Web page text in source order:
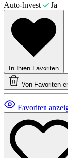
Auto-Invest
Ja
In Ihren Favoriten
Von Favoriten
Favoriten